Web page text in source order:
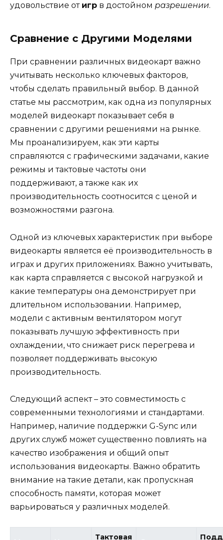
удовольствие от игр в достойном разрешении.
Сравнение с Другими Моделями
При сравнении различных видеокарт важно
учитывать несколько ключевых факторов,
чтобы сделать правильный выбор. В данной
статье мы рассмотрим, как одна из популярных
моделей видеокарт показывает себя в
сравнении с другими решениями на рынке.
Мы проанализируем, как эти карты
справляются с графическими задачами, какие
режимы и тактовые частоты они
поддерживают, а также как их
производительность соотносится с ценой и
возможностями разгона.
Одной из ключевых характеристик при выборе
видеокарты является её производительность в
играх и других приложениях. Важно учитывать,
как карта справляется с высокой нагрузкой и
какие температуры она демонстрирует при
длительном использовании. Например,
модели с активным вентилятором могут
показывать лучшую эффективность при
охлаждении, что снижает риск перегрева и
позволяет поддерживать высокую
производительность.
Следующий аспект – это совместимость с
современными технологиями и стандартами.
Например, наличие поддержки G-Sync или
других служб может существенно повлиять на
качество изображения и общий опыт
использования видеокарты. Важно обратить
внимание на такие детали, как пропускная
способность памяти, которая может
варьироваться у различных моделей.
Тактовая